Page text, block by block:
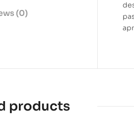
(0)
products